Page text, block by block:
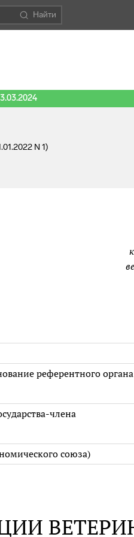
Найти
N 1)
референтного органа
члена
союза)